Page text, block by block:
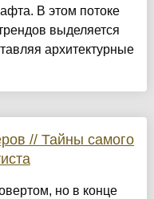
В этом потоке
выделяется
архитектурные
// Тайны самого
но в конце